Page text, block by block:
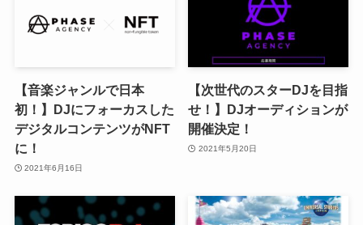
【音楽ジャンルで日本
初！】DJにフォーカスした
デジタルコンテンツがNFT
に！
2021年6月16日
【次世代のスターDJを目指
せ！】DJオーディションが
開催決定！
2021年5月20日